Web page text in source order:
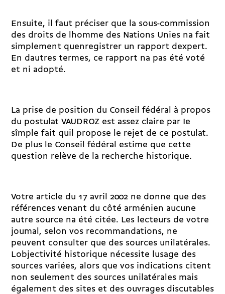
Ensuite, il faut préciser que la sous-commission
des droits de lhomme des Nations Unies na fait
simplement quenregistrer un rapport dexpert.
En dautres termes, ce rapport na pas été voté
et ni adopté.
La prise de position du Conseil fédéral à propos
du postulat VAUDROZ est assez claire par Ie
sîmple fait quil propose le rejet de ce postulat.
De plus le Conseil fédéral estime que cette
question relève de la recherche historique.
Votre article du 17 avril 2002 ne donne que des
références venant du côté arménien aucune
autre source na été citée. Les lecteurs de votre
joumal, selon vos recommandations, ne
peuvent consulter que des sources unilatérales.
Lobjectivité historique nécessite lusage des
sources variées, alors que vos indications citent
non seulement des sources unilatérales mais
également des sites et des ouvrages discutables